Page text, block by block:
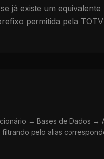
já existe um
permitida pela
→ Bases de Dados →
filtrando pelo alias